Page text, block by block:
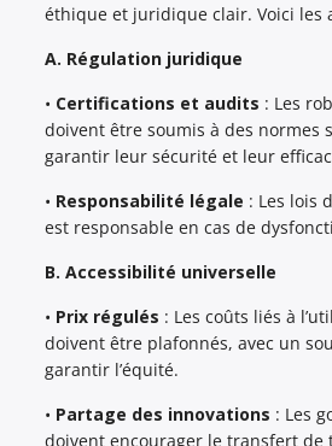
éthique et juridique clair. Voici les
A. Régulation juridique
• Certifications et audits : Les
doivent être soumis à des normes
garantir leur sécurité et leur
• Responsabilité légale : Les lois
est responsable en cas de
B. Accessibilité universelle
• Prix régulés : Les coûts liés à
doivent être plafonnés, avec un
garantir l’équité.
• Partage des innovations : Les
doivent encourager le transfert de